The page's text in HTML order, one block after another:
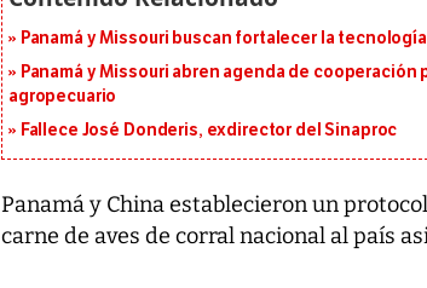
Panamá y Missouri buscan fortalecer la
Panamá y Missouri abren agenda de
agropecuario
Fallece José Donderis, exdirector del Sinaproc
Panamá y China establecieron un
carne de aves de corral nacional al país